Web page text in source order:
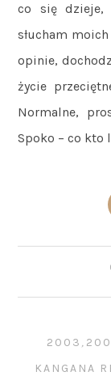
co się dzieje,
słucham
opinie,
życie
Normalne,
Spoko – co kto
2003 ,
KANGANA